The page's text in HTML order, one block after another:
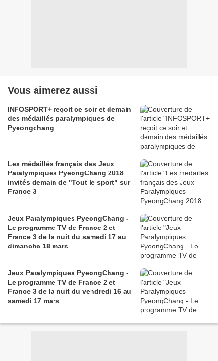
Vous aimerez aussi
INFOSPORT+ reçoit ce soir et demain
des médaillés paralympiques de
Pyeongchang
Les médaillés français des Jeux
Paralympiques PyeongChang 2018
invités demain de "Tout le sport" sur
France 3
Jeux Paralympiques PyeongChang -
Le programme TV de France 2 et
France 3 de la nuit du samedi 17 au
dimanche 18 mars
Jeux Paralympiques PyeongChang -
Le programme TV de France 2 et
France 3 de la nuit du vendredi 16 au
samedi 17 mars